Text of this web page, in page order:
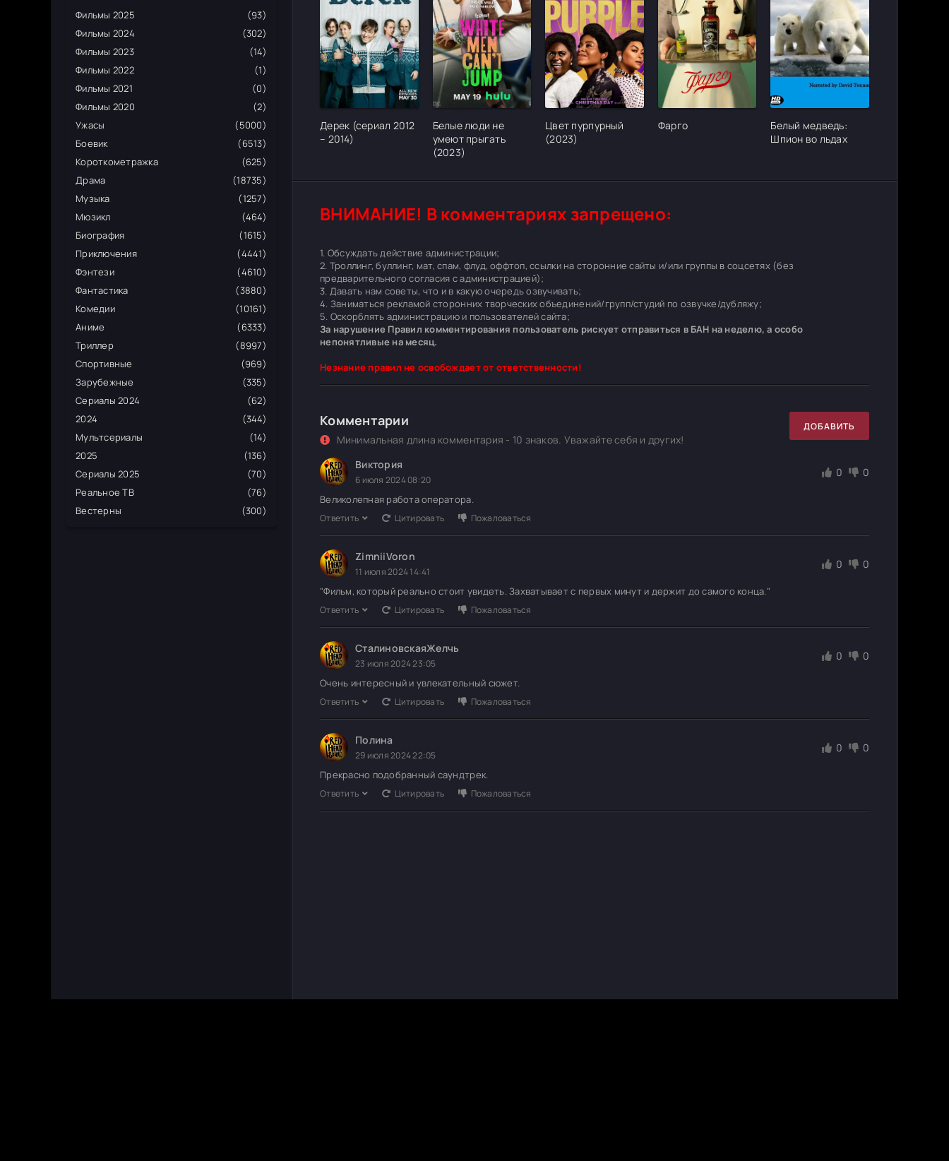
Фильмы 2025
(93)
Фильмы 2024
(302)
Фильмы 2023
(14)
Фильмы 2022
(1)
Фильмы 2021
(0)
Фильмы 2020
(2)
Ужасы
(5000)
Боевик
(6513)
Короткометражка
(625)
Драма
(18735)
Музыка
(1257)
Мюзикл
(464)
Биография
(1615)
Приключения
(4441)
Фэнтези
(4610)
Фантастика
(3880)
Комедии
(10161)
Аниме
(6333)
Триллер
(8997)
Спортивные
(969)
Зарубежные
(335)
Сериалы 2024
(62)
2024
(344)
Мультсериалы
(14)
2025
(136)
Сериалы 2025
(70)
Реальное ТВ
(76)
Вестерны
(300)
[/xfgiven_cvh_poster_urlcvh_poster_url]
Дерек (сериал 2012
– 2014)
[/xfgiven_cvh_poster_urlcvh_poster_url]
Белые люди не
умеют прыгать
(2023)
[/xfgiven_cvh_poster_urlcvh_poster_url]
Цвет пурпурный
(2023)
[/xfgiven_cvh_poster_urlcvh_poster_url]
Фарго
[/
Белый медведь:
Шпион во льдах
ВНИМАНИЕ! В комментариях запрещено:
1. Обсуждать действие администрации;
2. Троллинг, буллинг, мат, спам, флуд, оффтоп, ссылки на сторонние сайты и/или группы в соцсетях (без
предварительного согласия с администрацией);
3. Давать нам советы, что и в какую очередь озвучивать;
4. Заниматься рекламой сторонних творческих объединений/групп/студий по озвучке/дубляжу;
5. Оскорблять администрацию и пользователей сайта;
За нарушение Правил комментирования пользователь рискует отправиться в БАН на неделю, а особо
непонятливые на месяц.
Незнание правил не освобождает от ответственности!
Комментарии
Минимальная длина комментария - 10 знаков. Уважайте себя и других!
ДОБАВИТЬ
Виктория
6 июля 2024 08:20
0 0
Великолепная работа оператора.
Ответить Цитировать Пожаловаться
ZimniiVoron
11 июля 2024 14:41
0 0
"Фильм, который реально стоит увидеть. Захватывает с первых минут и держит до самого конца."
Ответить Цитировать Пожаловаться
СталиновскаяЖелчь
23 июля 2024 23:05
0 0
Очень интересный и увлекательный сюжет.
Ответить Цитировать Пожаловаться
Полина
29 июля 2024 22:05
0 0
Прекрасно подобранный саундтрек.
Ответить Цитировать Пожаловаться